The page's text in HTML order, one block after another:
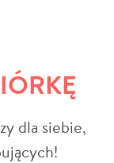
dla siebie,